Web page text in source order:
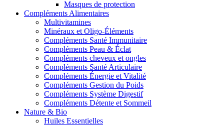
Masques de protection
Compléments Alimentaires
Multivitamines
Minéraux et Oligo-Éléments
Compléments Santé Immunitaire
Compléments Peau & Éclat
Compléments cheveux et ongles
Compléments Santé Articulaire
Compléments Énergie et Vitalité
Compléments Gestion du Poids
Compléments Système Digestif
Compléments Détente et Sommeil
Nature & Bio
Huiles Essentielles